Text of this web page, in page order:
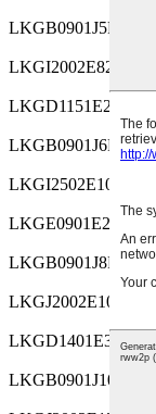
LKGB0901J5R6MF
LKGI2002E820MF
LKGD1151E271MF
LKGB0901J6R8MF
LKGI2502E101MF
LKGE0901E271MF
LKGB0901J8R2MF
LKGJ2002E101MF
LKGD1401E331MF
LKGB0901J100MF